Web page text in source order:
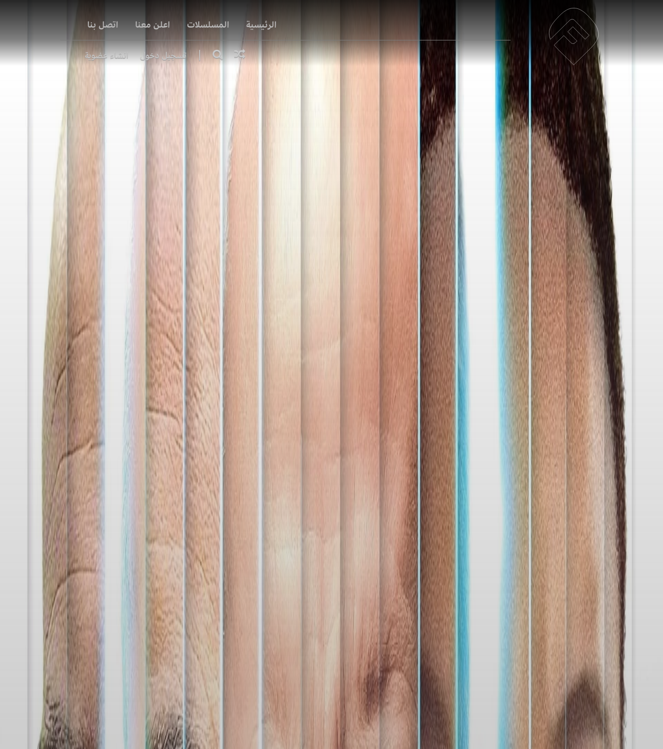
الرئيسية المسلسلات اعلن معنا اتصل بنا
| تسجيل دخول انشاء عضوية